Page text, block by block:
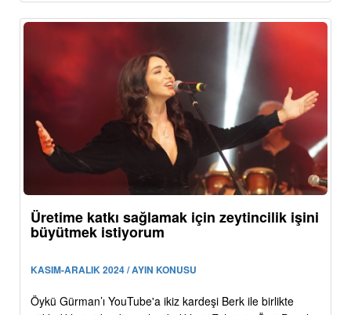
Üretime katkı sağlamak için zeytincilik işini
büyütmek istiyorum
KASIM-ARALIK 2024 / AYIN KONUSU
Öykü Gürman’ı YouTube'a ikiz kardeşi Berk ile birlikte